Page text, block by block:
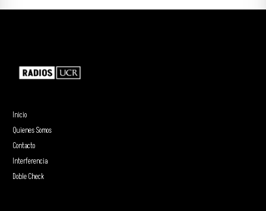
Inicio
Quienes Somos
Contacto
Interferencia
Doble Check